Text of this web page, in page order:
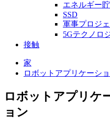
エネルギー
SSD
軍事プロジ
5Gテクノロ
接触
家
ロボットアプリケーシ
ロボットアプリケ
ョン